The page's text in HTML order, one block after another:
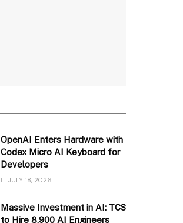
OpenAI Enters Hardware with
Codex Micro AI Keyboard for
Developers
JULY 18, 2026
Massive Investment in AI: TCS
to Hire 8,900 AI Engineers